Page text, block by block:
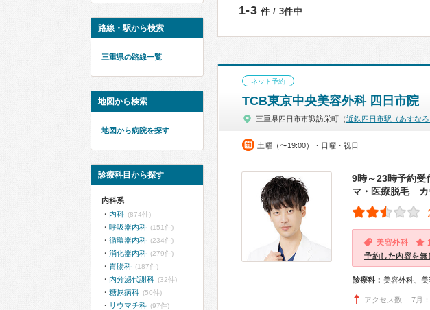
1-3 件 / 3件中
ネット予約
TCB東京中央美容外科 四日市院
三重県四日市市諏訪栄町（近鉄四日市駅（あすなろ
土曜（〜19:00）・日曜・祝日
9時～23時予約受
マ・医療脱毛 カ
美容外科
予約した内容を無
診療科： 美容外科、
アクセス数 7月：
路線・駅から検索
三重県の路線一覧
地図から検索
地図から病院を探す
診療科目から探す
内科系
内科 (874件)
呼吸器内科 (151件)
循環器内科 (234件)
消化器内科 (279件)
胃腸科 (187件)
内分泌代謝科 (32件)
糖尿病科 (50件)
リウマチ科 (97件)